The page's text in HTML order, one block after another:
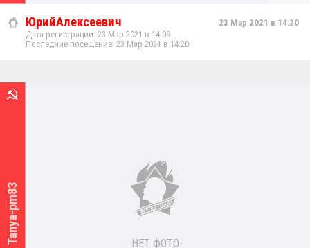
ЮрийАлексеевич
23 Мар 2021 в 14:20
Дата регистрации: 23 Мар 2021 в 14:09
Последние посещение: 23 Мар 2021 в 14:20
НЕТ ФОТО
Tanya-pm83